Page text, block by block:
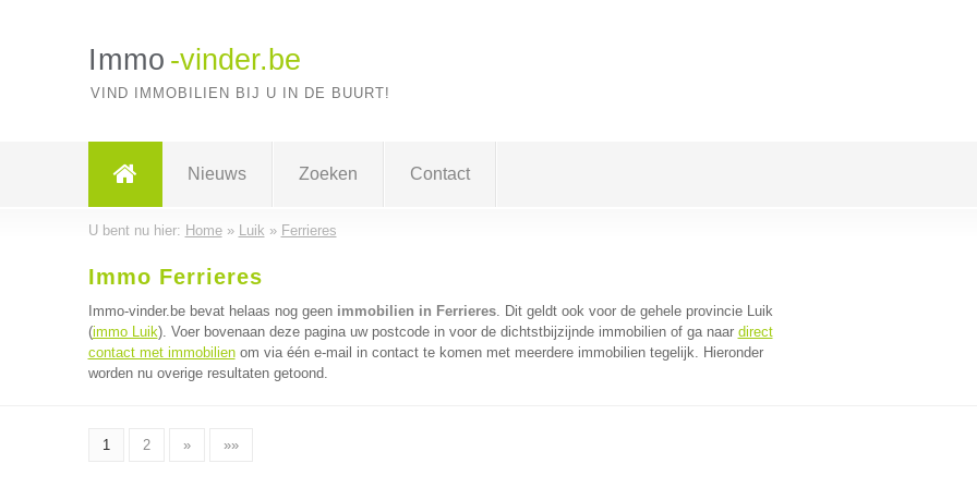
Immo -vinder.be
VIND IMMOBILIEN BIJ U IN DE BUURT!
Nieuws Zoeken Contact
U bent nu hier: Home» Luik » Ferrieres
Immo Ferrieres
Immo-vinder.be bevat helaas nog geen immobilien in Ferrieres. Dit geldt ook voor de gehele provincie Luik
(immo Luik). Voer bovenaan deze pagina uw postcode in voor de dichtstbijzijnde immobilien of ga naar direct
contact met immobilienom via één e-mail in contact te komen met meerdere immobilien tegelijk. Hieronder
worden nu overige resultaten getoond.
1 2 » »»